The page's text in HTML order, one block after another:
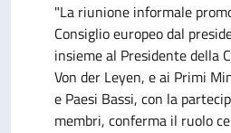
"La riunione informale
Consiglio europeo dal
insieme al Presidente della
Von der Leyen, e ai Primi
e Paesi Bassi, con la
membri, conferma il ruolo